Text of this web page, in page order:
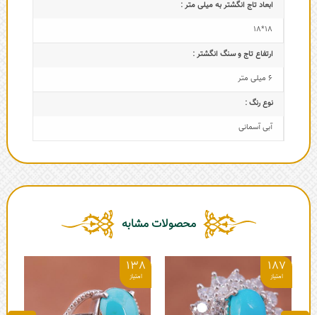
ابعاد تاج‌ انگشتر به میلی متر :
18*18
ارتفاع تاج و سنگ انگشتر :
6 میلی متر
نوع رنگ :
آبی آسمانی
محصولات مشابه
187
138